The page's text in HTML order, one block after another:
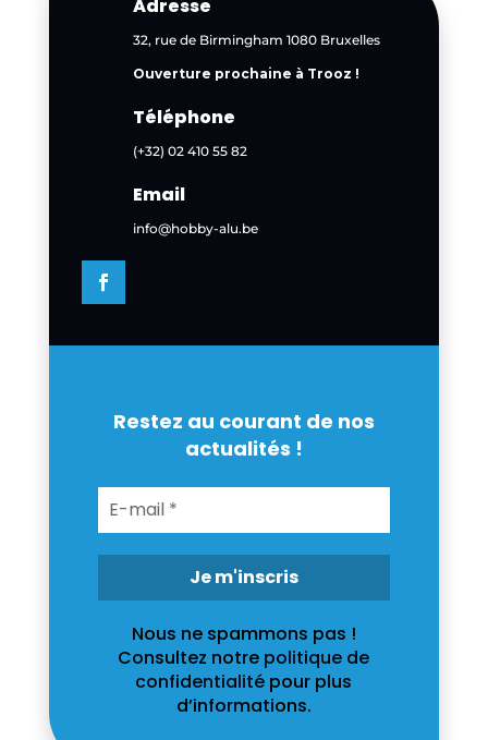
Adresse
32, rue de Birmingham 1080 Bruxelles
Ouverture prochaine à Trooz !
Téléphone
(+32) 02 410 55 82
Email
info@hobby-alu.be
Restez au courant de nos
actualités !
Nous ne spammons pas !
Consultez notre politique de
confidentialité pour plus
d’informations.